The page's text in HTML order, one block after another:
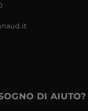
DI AIUTO?